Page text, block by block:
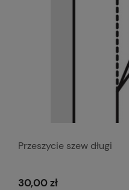
Przeszycie szew długi
30,00 zł